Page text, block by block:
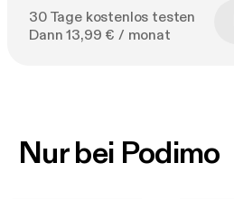
30 Tage kostenlos testen
Dann 13,99 € / monat
Nur bei Podimo